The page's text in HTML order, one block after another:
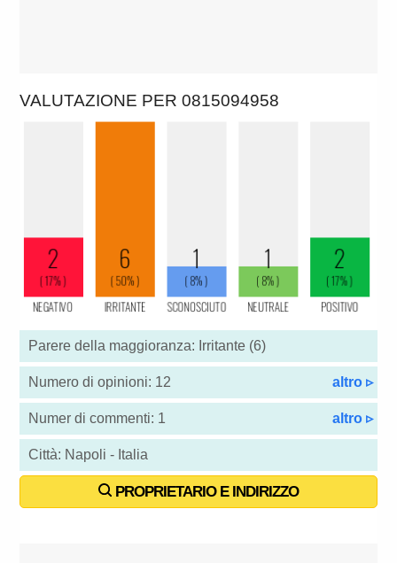
VALUTAZIONE PER 0815094958
Parere della maggioranza: Irritante (6)
Numero di opinioni: 12 altro ▹
Numer di commenti: 1 altro ▹
Città: Napoli - Italia
PROPRIETARIO E INDIRIZZO